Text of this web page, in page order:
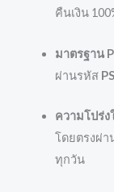
คืนเงิน
มาตรฐาน
ผ่านรหัส
ความโปร่ง
โดยตรงผ่า
ทุกวัน